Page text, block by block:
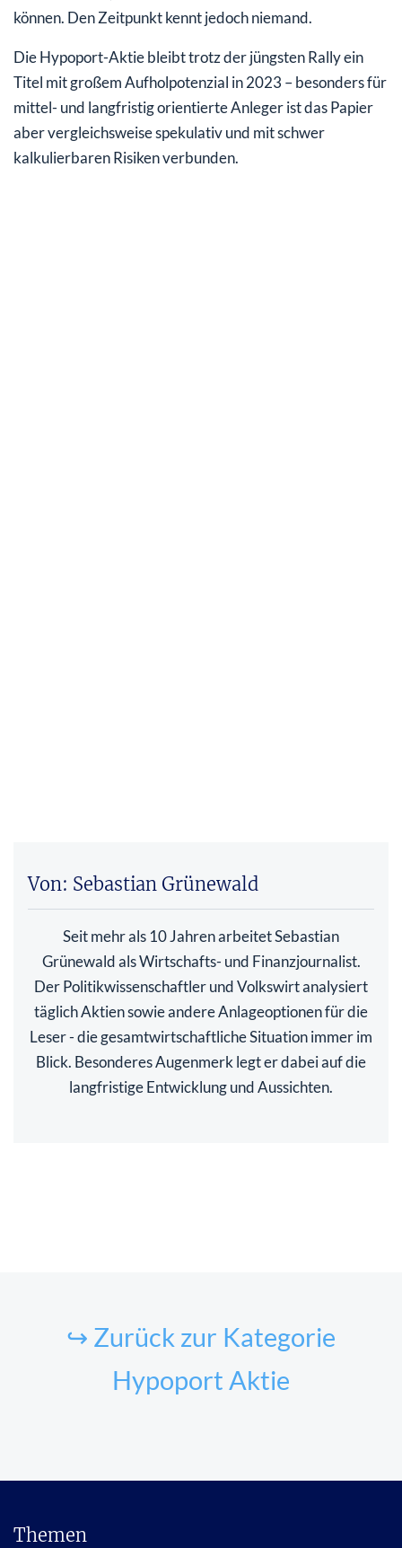
können. Den Zeitpunkt kennt jedoch niemand.
Die Hypoport-Aktie bleibt trotz der jüngsten Rally ein
Titel mit großem Aufholpotenzial in 2023 – besonders für
mittel- und langfristig orientierte Anleger ist das Papier
aber vergleichsweise spekulativ und mit schwer
kalkulierbaren Risiken verbunden.
Von: Sebastian Grünewald
Seit mehr als 10 Jahren arbeitet Sebastian
Grünewald als Wirtschafts- und Finanzjournalist.
Der Politikwissenschaftler und Volkswirt analysiert
täglich Aktien sowie andere Anlageoptionen für die
Leser - die gesamtwirtschaftliche Situation immer im
Blick. Besonderes Augenmerk legt er dabei auf die
langfristige Entwicklung und Aussichten.
↪ Zurück zur Kategorie
Hypoport Aktie
Themen